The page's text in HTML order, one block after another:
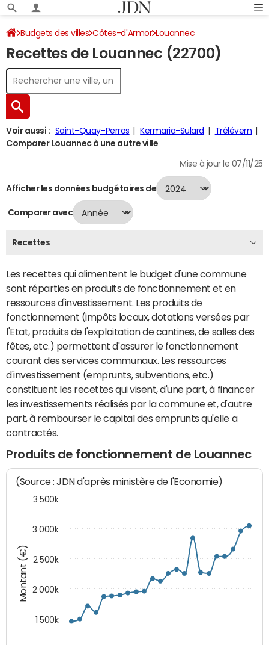
Budgets des villes Côtes-d'Armor Louannec
Recettes 2024
Recettes de Louannec (22700)
Voir aussi : Saint-Quay-Perros Kermaria-Sulard
Trélévern
Comparer Louannec à une autre ville
Mise à jour le 07/11/25
Afficher les données budgétaires de
Comparer avec
Recettes
Les recettes qui alimentent le budget d'une commune
sont réparties en produits de fonctionnement et en
ressources d'investissement. Les produits de
fonctionnement (impôts locaux, dotations versées par
l'Etat, produits de l'exploitation de cantines, de salles des
fêtes, etc.) permettent d'assurer le fonctionnement
courant des services communaux. Les ressources
d'investissement (emprunts, subventions, etc.)
constituent les recettes qui visent, d'une part, à financer
les investissements réalisés par la commune et, d'autre
part, à rembourser le capital des emprunts qu'elle a
contractés.
Produits de fonctionnement de Louannec
Montant (€)
(Source : JDN d'après ministère de l'Economie)
1 500k
2 000k
2 500k
3 000k
3 500k